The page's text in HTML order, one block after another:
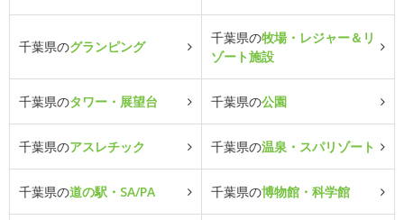
千葉県のグランピング
千葉県の牧場・レジャー＆リ
ゾート施設
千葉県のタワー・展望台 千葉県の公園
千葉県のアスレチック 千葉県の温泉・スパリゾート
千葉県の道の駅・SA/PA 千葉県の博物館・科学館